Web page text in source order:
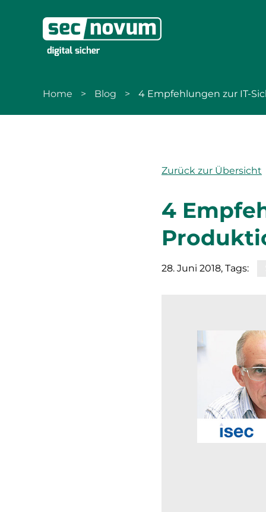
zur Navigation
zum Inhalt
Home Blog 4 Empfehlungen zur IT-
Zurück zur Übersicht
4
28. Juni 2018, Tags: